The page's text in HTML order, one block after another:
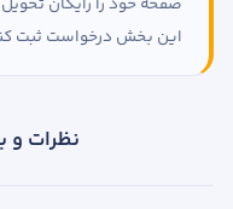
این بخش درخواست ثبت
نظرات و